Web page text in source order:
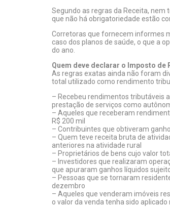
Segundo as regras da Receita, nem
que não há obrigatoriedade estão
Corretoras que fornecem informes
caso dos planos de saúde, o que a
do ano.
Quem deve declarar o Imposto de
As regras exatas ainda não foram
total utilizado como rendimento
– Recebeu rendimentos tributáveis
prestação de serviços como
– Aqueles que receberam
R$ 200 mil
– Contribuintes que obtiveram
– Quem teve receita bruta de
anteriores na atividade rural
– Proprietários de bens cujo valor
– Investidores que realizaram
que apuraram ganhos líquidos
– Pessoas que se tornaram
dezembro
– Aqueles que venderam imóveis
o valor da venda tenha sido